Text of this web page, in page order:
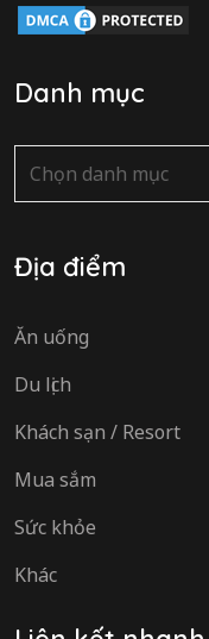
Danh mục
Danh
mục
Địa điểm
Ăn uống
Du lịch
Khách sạn / Resort
Mua sắm
Sức khỏe
Khác